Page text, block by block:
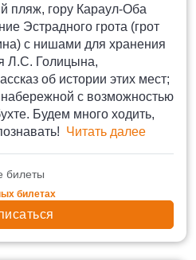
пляж, гору Караул-Оба
Эстрадного грота (грот
с нишами для хранения
Л.С. Голицына,
об истории этих мест;
с возможностью
Будем много ходить,
Читать далее
билеты
билетах